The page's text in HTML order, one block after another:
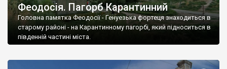
Феодосія. Пагорб Карантинний
Головна памятка Феодосії - Генуезька фортеця знаходиться в
старому районі - на Карантинному пагорбі, який підноситься в
південній частині міста.